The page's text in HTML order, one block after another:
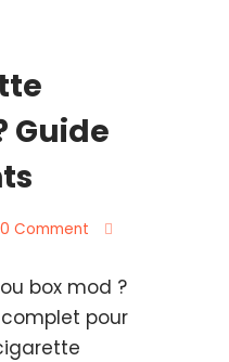
Guide
0 Comment
box mod ?
pour